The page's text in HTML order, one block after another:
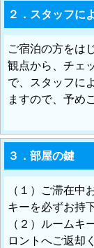
２．スタッフに
ご宿泊の方をは
観点から、チェ
で、スタッフに
ますので、予め
３．部屋の鍵
（１）ご滞在中
キーを必ずお持
（２）ルームキ
ロントへご返却